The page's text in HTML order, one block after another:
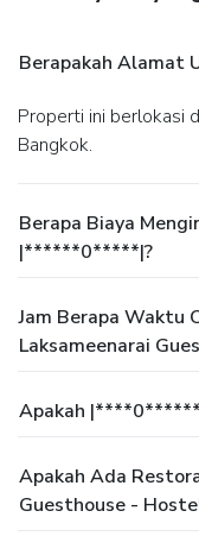
Berapakah
Properti ini berlokasi di 41 Trokmayom,Jakapong Road di
Bangkok.
Berapa Biaya
|******0*****|?
Jam Berapa Waktu
Laksameenarai
Apakah
Apakah Ada
Guesthouse -